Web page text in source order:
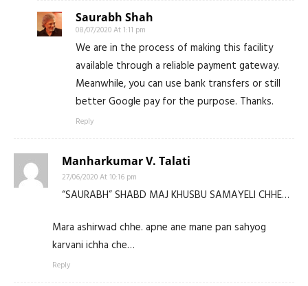
Saurabh Shah
08/07/2020 At 1:11 pm
We are in the process of making this facility
available through a reliable payment gateway.
Meanwhile, you can use bank transfers or still
better Google pay for the purpose. Thanks.
Reply
Manharkumar V. Talati
27/06/2020 At 10:16 pm
“SAURABH” SHABD MAJ KHUSBU SAMAYELI CHHE…
Mara ashirwad chhe. apne ane mane pan sahyog
karvani ichha che…
Reply